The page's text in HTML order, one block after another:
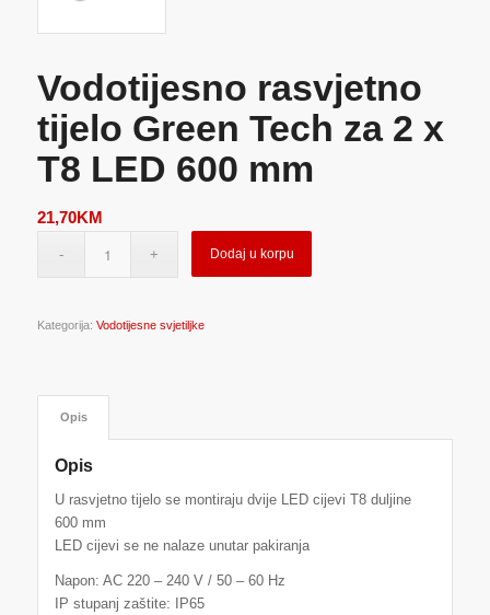
Vodotijesno rasvjetno
tijelo Green Tech za 2 x
T8 LED 600 mm
21,70KM
Dodaj u korpu
Kategorija: Vodotijesne svjetiljke
Opis
Opis
U rasvjetno tijelo se montiraju dvije LED cijevi T8 duljine
600 mm
LED cijevi se ne nalaze unutar pakiranja
Napon: AC 220 – 240 V / 50 – 60 Hz
IP stupanj zaštite: IP65